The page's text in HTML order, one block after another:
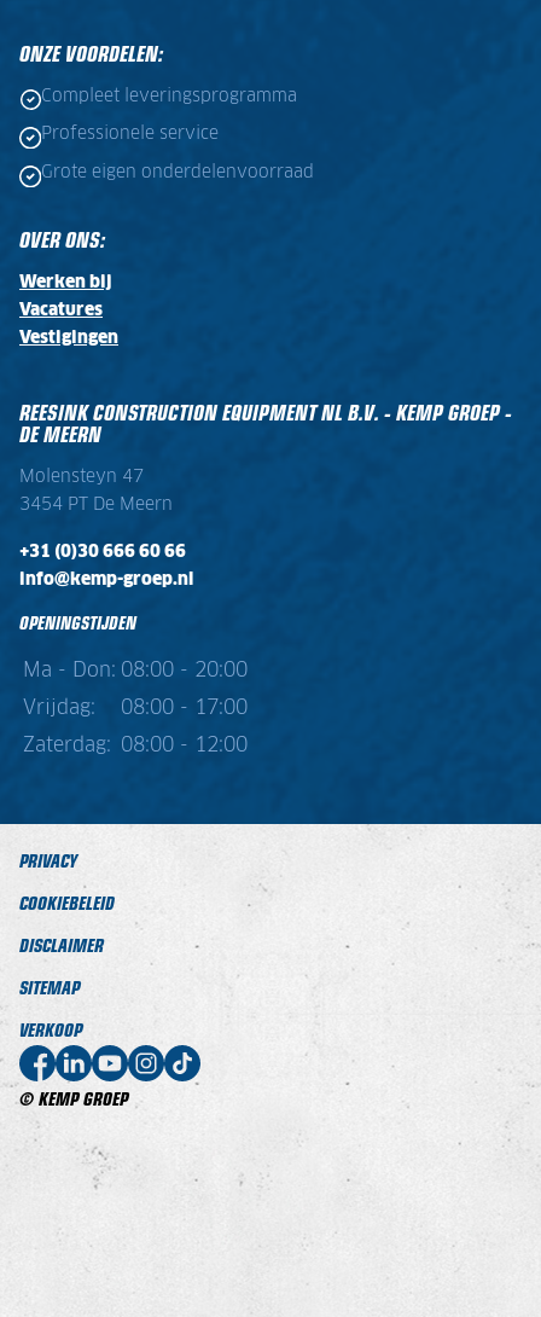
ONZE VOORDELEN:
Compleet leveringsprogramma
Professionele service
Grote eigen onderdelenvoorraad
OVER ONS:
Werken bij
Vacatures
Vestigingen
REESINK CONSTRUCTION EQUIPMENT NL B.V. - KEMP GROEP -
DE MEERN
Molensteyn 47
3454 PT De Meern
+31 (0)30 666 60 66
info@kemp-groep.nl
OPENINGSTIJDEN
Ma - Don: 08:00 - 20:00
Vrijdag:
08:00 - 17:00
Zaterdag:
08:00 - 12:00
© KEMP GROEP
PRIVACY
COOKIEBELEID
DISCLAIMER
SITEMAP
VERKOOP